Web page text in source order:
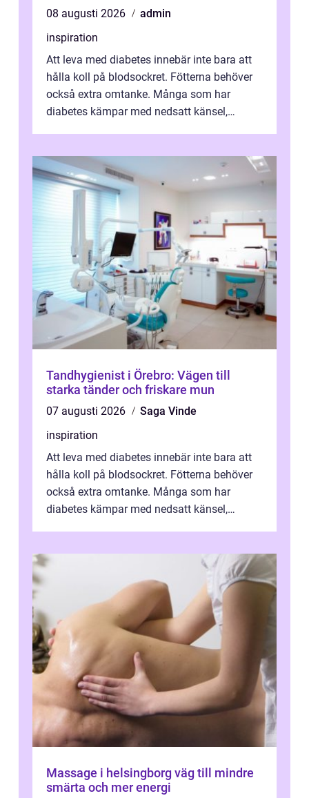
08 augusti 2026
admin
inspiration
Att leva med diabetes innebär inte bara att
hålla koll på blodsockret. Fötterna behöver
också extra omtanke. Många som har
diabetes kämpar med nedsatt känsel,
Tandhygienist i Örebro: Vägen till
starka tänder och friskare mun
07 augusti 2026
Saga Vinde
inspiration
Att leva med diabetes innebär inte bara att
hålla koll på blodsockret. Fötterna behöver
också extra omtanke. Många som har
diabetes kämpar med nedsatt känsel,
Massage i helsingborg väg till mindre
smärta och mer energi